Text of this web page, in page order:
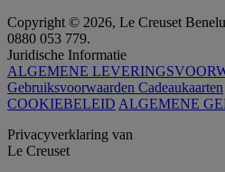
Copyright © 2026, Le Creuset
0880 053 779.
Juridische Informatie
ALGEMENE
Gebruiksvoorwaarden Cadeaukaarten
COOKIEBELEID ALGEMENE
Privacyverklaring van
Le Creuset